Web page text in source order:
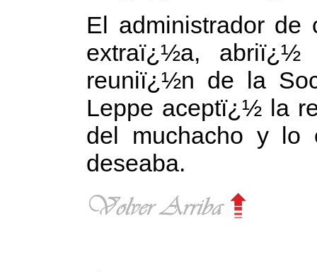
El administrador
extraï¿½a,
reuniï¿½n de la
Leppe aceptï¿½ la
del muchacho y
deseaba.